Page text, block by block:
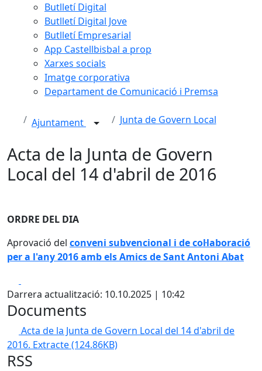
Butlletí Digital
Butlletí Digital Jove
Butlletí Empresarial
App Castellbisbal a prop
Xarxes socials
Imatge corporativa
Departament de Comunicació i Premsa
Ajuntament Junta de Govern Local
Acta de la Junta de Govern
Local del 14 d'abril de 2016
ORDRE DEL DIA
Aprovació del conveni subvencional i de col·laboració
per a l'any 2016 amb els Amics de Sant Antoni Abat
Darrera actualització: 10.10.2025 | 10:42
Documents
Acta de la Junta de Govern Local del 14 d'abril de
2016. Extracte(124.86KB)
RSS